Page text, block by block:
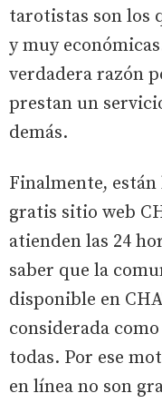
tarotistas son los
y muy
verdadera razón
prestan un
demás.
Finalmente,
gratis sitio web
atienden las 24
saber que la
disponible en
considerada
todas. Por ese
en línea no son